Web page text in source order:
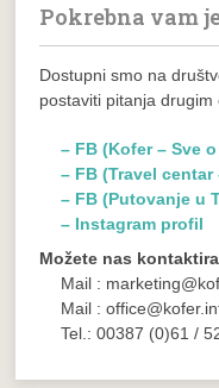
Pokrebna vam
Dostupni smo na
postaviti pitanja drugim
– FB (Kofer – Sve
– FB (Travel centar
– FB (Putovanje u
– Instagram profil
Možete nas
Mail :
Mail :
Tel.: 00387 (0)61 /